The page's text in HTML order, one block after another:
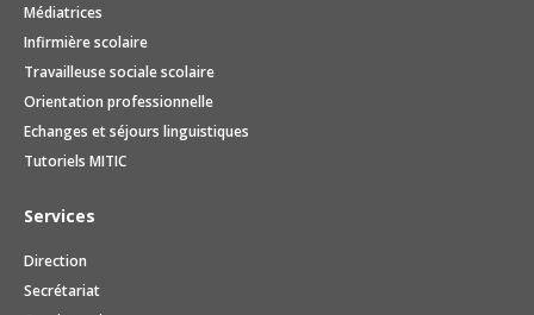
Médiatrices
Infirmière scolaire
Travailleuse sociale scolaire
Orientation professionnelle
Echanges et séjours linguistiques
Tutoriels MITIC
Services
Direction
Secrétariat